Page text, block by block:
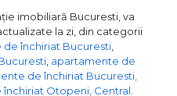
imobiliară Bucuresti, va
la zi, din categorii
închiriat Bucuresti,
, apartamente de
de închiriat Bucuresti,
Otopeni, Central